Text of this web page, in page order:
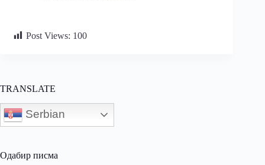
Post Views: 100
TRANSLATE
Serbian
Одабир писма